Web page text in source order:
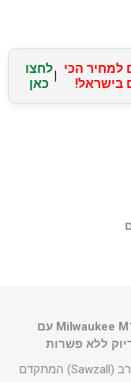
למחיר הכי
בישראל!
לחצו
כאן
מסור חרב נטען Milwaukee M18 FUEL™ ONEFSZ עם
שדרגו את ארגז הכלים שלכם עם מסור החרב (Sawzall) המתקדם